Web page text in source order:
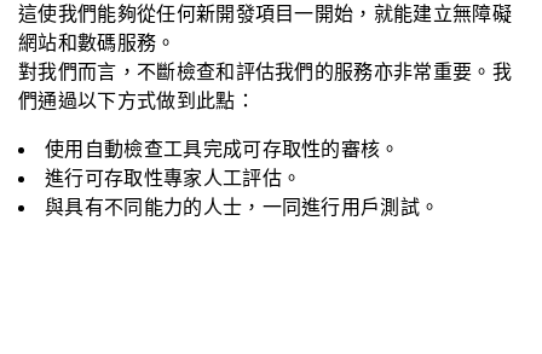
這使我們能夠從任何新開發項目一開始，就能建立無障礙
網站和數碼服務。
對我們而言，不斷檢查和評估我們的服務亦非常重要。我
們通過以下方式做到此點：
使用自動檢查工具完成可存取性的審核。
進行可存取性專家人工評估。
與具有不同能力的人士，一同進行用戶測試。